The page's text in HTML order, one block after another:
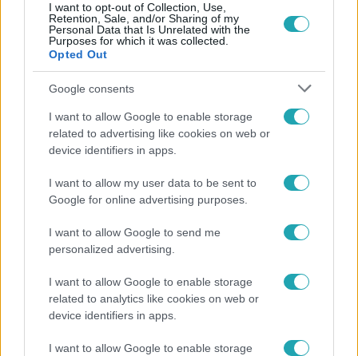
I want to opt-out of Collection, Use,
Retention, Sale, and/or Sharing of my
Personal Data that Is Unrelated with the
Purposes for which it was collected.
Opted Out
Google consents
I want to allow Google to enable storage
related to advertising like cookies on web or
device identifiers in apps.
I want to allow my user data to be sent to
Google for online advertising purposes.
I want to allow Google to send me
personalized advertising.
I want to allow Google to enable storage
related to analytics like cookies on web or
device identifiers in apps.
I want to allow Google to enable storage
Népszerű
13:37
Öt gyereket neveltek fel közösen – szinte sosem
mutatja meg férjét Ungár Anikó